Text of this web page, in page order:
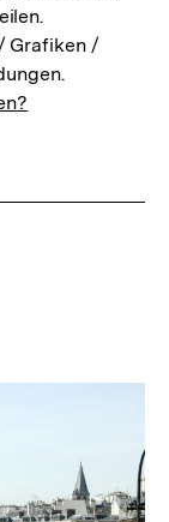
Grafiken /